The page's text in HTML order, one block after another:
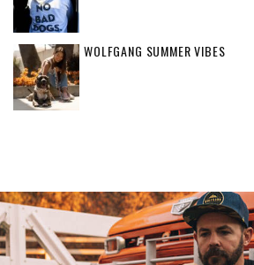
WOLFGANG SUMMER VIBES